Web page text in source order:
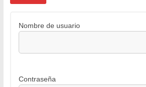
Nombre de usuario
Contraseña